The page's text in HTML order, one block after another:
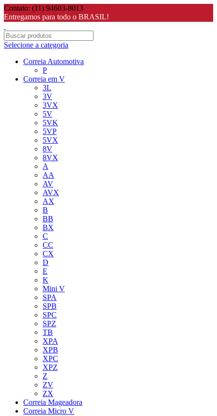
Contato: (11) 94603-8013
Entregamos para todo o BRASIL!
Selecione a categoria
Correia Automotiva
P
Correia em V
3L
3V
3VX
5V
5VK
5VP
5VX
8V
8VX
A
AA
AV
AVX
AX
B
BB
BX
C
CC
CX
D
E
K
Mini V
SPA
SPB
SPC
SPZ
TB
XPA
XPB
XPC
XPZ
Z
ZV
ZX
Correia Mageadora
Correia Micro V